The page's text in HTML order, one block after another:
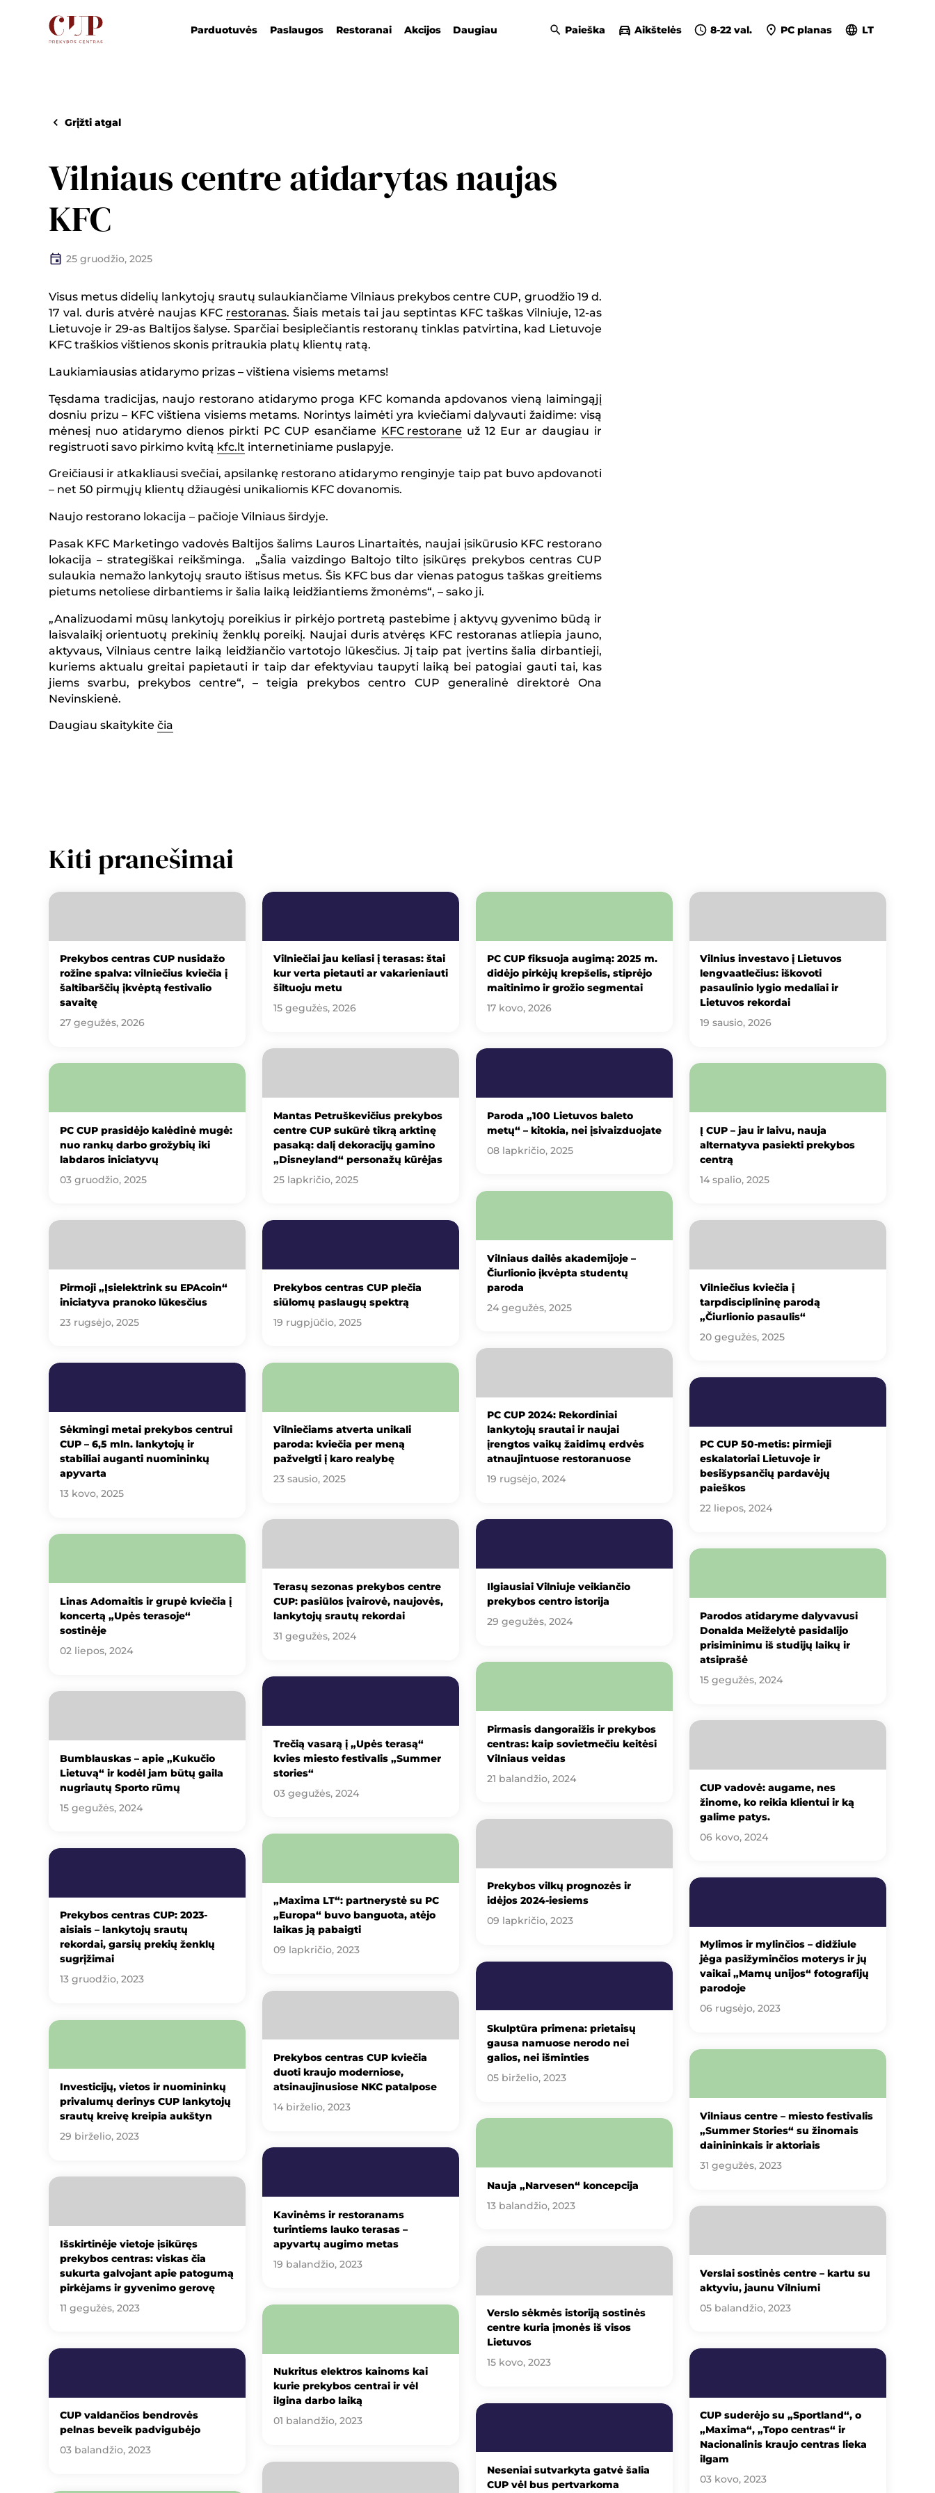
Parduotuvės Paslaugos Restoranai Akcijos Daugiau Paieška Aikštelės 8-22 val. PC planas LT
Grįžti atgal
Vilniaus centre atidarytas naujas
KFC
25 gruodžio, 2025
Visus metus didelių lankytojų srautų sulaukiančiame Vilniaus prekybos centre CUP, gruodžio 19 d.
17 val. duris atvėrė naujas KFC restoranas. Šiais metais tai jau septintas KFC taškas Vilniuje, 12-as
Lietuvoje ir 29-as Baltijos šalyse. Sparčiai besiplečiantis restoranų tinklas patvirtina, kad Lietuvoje
KFC traškios vištienos skonis pritraukia platų klientų ratą.
Laukiamiausias atidarymo prizas – vištiena visiems metams!
Tęsdama tradicijas, naujo restorano atidarymo proga KFC komanda apdovanos vieną laimingąjį
dosniu prizu – KFC vištiena visiems metams. Norintys laimėti yra kviečiami dalyvauti žaidime: visą
mėnesį nuo atidarymo dienos pirkti PC CUP esančiame KFC restorane už 12 Eur ar daugiau ir
registruoti savo pirkimo kvitą kfc.lt internetiniame puslapyje.
Greičiausi ir atkakliausi svečiai, apsilankę restorano atidarymo renginyje taip pat buvo apdovanoti
– net 50 pirmųjų klientų džiaugėsi unikaliomis KFC dovanomis.
Naujo restorano lokacija – pačioje Vilniaus širdyje.
Pasak KFC Marketingo vadovės Baltijos šalims Lauros Linartaitės, naujai įsikūrusio KFC restorano
lokacija – strategiškai reikšminga. „Šalia vaizdingo Baltojo tilto įsikūręs prekybos centras CUP
sulaukia nemažo lankytojų srauto ištisus metus. Šis KFC bus dar vienas patogus taškas greitiems
pietums netoliese dirbantiems ir šalia laiką leidžiantiems žmonėms“, – sako ji.
„Analizuodami mūsų lankytojų poreikius ir pirkėjo portretą pastebime į aktyvų gyvenimo būdą ir
laisvalaikį orientuotų prekinių ženklų poreikį. Naujai duris atvėręs KFC restoranas atliepia jauno,
aktyvaus, Vilniaus centre laiką leidžiančio vartotojo lūkesčius. Jį taip pat įvertins šalia dirbantieji,
kuriems aktualu greitai papietauti ir taip dar efektyviau taupyti laiką bei patogiai gauti tai, kas
jiems svarbu, prekybos centre“, – teigia prekybos centro CUP generalinė direktorė Ona
Nevinskienė.
Daugiau skaitykite čia
Kiti pranešimai
Prekybos centras CUP nusidažo
rožine spalva: vilniečius kviečia į
šaltibarščių įkvėptą festivalio
savaitę
27 gegužės, 2026
Vilniečiai jau keliasi į terasas: štai
kur verta pietauti ar vakarieniauti
šiltuoju metu
15 gegužės, 2026
PC CUP fiksuoja augimą: 2025 m.
didėjo pirkėjų krepšelis, stiprėjo
maitinimo ir grožio segmentai
17 kovo, 2026
Vilnius investavo į Lietuvos
lengvaatlečius: iškovoti
pasaulinio lygio medaliai ir
Lietuvos rekordai
19 sausio, 2026
PC CUP prasidėjo kalėdinė mugė:
nuo rankų darbo grožybių iki
labdaros iniciatyvų
03 gruodžio, 2025
Mantas Petruškevičius prekybos
centre CUP sukūrė tikrą arktinę
pasaką: dalį dekoracijų gamino
„Disneyland“ personažų kūrėjas
25 lapkričio, 2025
Paroda „100 Lietuvos baleto
metų“ – kitokia, nei įsivaizduojate
08 lapkričio, 2025
Į CUP – jau ir laivu, nauja
alternatyva pasiekti prekybos
centrą
14 spalio, 2025
Pirmoji „Įsielektrink su EPAcoin“
iniciatyva pranoko lūkesčius
23 rugsėjo, 2025
Prekybos centras CUP plečia
siūlomų paslaugų spektrą
19 rugpjūčio, 2025
Vilniaus dailės akademijoje –
Čiurlionio įkvėpta studentų
paroda
24 gegužės, 2025
Vilniečius kviečia į
tarpdisciplininę parodą
„Čiurlionio pasaulis“
20 gegužės, 2025
Sėkmingi metai prekybos centrui
CUP – 6,5 mln. lankytojų ir
stabiliai auganti nuomininkų
apyvarta
13 kovo, 2025
Vilniečiams atverta unikali
paroda: kviečia per meną
pažvelgti į karo realybę
23 sausio, 2025
PC CUP 2024: Rekordiniai
lankytojų srautai ir naujai
įrengtos vaikų žaidimų erdvės
atnaujintuose restoranuose
19 rugsėjo, 2024
PC CUP 50-metis: pirmieji
eskalatoriai Lietuvoje ir
besišypsančių pardavėjų
paieškos
22 liepos, 2024
Linas Adomaitis ir grupė kviečia į
koncertą „Upės terasoje“
sostinėje
02 liepos, 2024
Terasų sezonas prekybos centre
CUP: pasiūlos įvairovė, naujovės,
lankytojų srautų rekordai
31 gegužės, 2024
Ilgiausiai Vilniuje veikiančio
prekybos centro istorija
29 gegužės, 2024
Parodos atidaryme dalyvavusi
Donalda Meiželytė pasidalijo
prisiminimu iš studijų laikų ir
atsiprašė
15 gegužės, 2024
Bumblauskas – apie „Kukučio
Lietuvą“ ir kodėl jam būtų gaila
nugriautų Sporto rūmų
15 gegužės, 2024
Trečią vasarą į „Upės terasą“
kvies miesto festivalis „Summer
stories“
03 gegužės, 2024
Pirmasis dangoraižis ir prekybos
centras: kaip sovietmečiu keitėsi
Vilniaus veidas
21 balandžio, 2024
CUP vadovė: augame, nes
žinome, ko reikia klientui ir ką
galime patys.
06 kovo, 2024
Prekybos centras CUP: 2023-
aisiais – lankytojų srautų
rekordai, garsių prekių ženklų
sugrįžimai
13 gruodžio, 2023
„Maxima LT“: partnerystė su PC
„Europa“ buvo banguota, atėjo
laikas ją pabaigti
09 lapkričio, 2023
Prekybos vilkų prognozės ir
idėjos 2024-iesiems
09 lapkričio, 2023
Mylimos ir mylinčios – didžiule
jėga pasižyminčios moterys ir jų
vaikai „Mamų unijos“ fotografijų
parodoje
06 rugsėjo, 2023
Investicijų, vietos ir nuomininkų
privalumų derinys CUP lankytojų
srautų kreivę kreipia aukštyn
29 birželio, 2023
Prekybos centras CUP kviečia
duoti kraujo moderniose,
atsinaujinusiose NKC patalpose
14 birželio, 2023
Skulptūra primena: prietaisų
gausa namuose nerodo nei
galios, nei išminties
05 birželio, 2023
Vilniaus centre – miesto festivalis
„Summer Stories“ su žinomais
dainininkais ir aktoriais
31 gegužės, 2023
Išskirtinėje vietoje įsikūręs
prekybos centras: viskas čia
sukurta galvojant apie patogumą
pirkėjams ir gyvenimo gerovę
11 gegužės, 2023
Kavinėms ir restoranams
turintiems lauko terasas –
apyvartų augimo metas
19 balandžio, 2023
Nauja „Narvesen“ koncepcija
13 balandžio, 2023
Verslai sostinės centre – kartu su
aktyviu, jaunu Vilniumi
05 balandžio, 2023
CUP valdančios bendrovės
pelnas beveik padvigubėjo
03 balandžio, 2023
Nukritus elektros kainoms kai
kurie prekybos centrai ir vėl
ilgina darbo laiką
01 balandžio, 2023
Verslo sėkmės istoriją sostinės
centre kuria įmonės iš visos
Lietuvos
15 kovo, 2023
CUP suderėjo su „Sportland“, o
„Maxima“, „Topo centras“ ir
Nacionalinis kraujo centras lieka
ilgam
03 kovo, 2023
Neseniai sutvarkyta gatvė šalia
CUP vėl bus pertvarkoma